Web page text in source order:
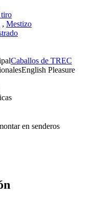
tiro
, Mestizo
Caballos de TREC
English Pleasure
en senderos